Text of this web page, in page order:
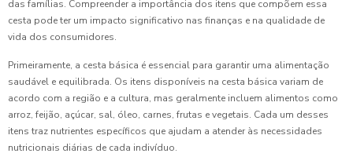
das famílias. Compreender a importância dos itens que compõem essa
cesta pode ter um impacto significativo nas finanças e na qualidade de
vida dos consumidores.
Primeiramente, a cesta básica é essencial para garantir uma alimentação
saudável e equilibrada. Os itens disponíveis na cesta básica variam de
acordo com a região e a cultura, mas geralmente incluem alimentos como
arroz, feijão, açúcar, sal, óleo, carnes, frutas e vegetais. Cada um desses
itens traz nutrientes específicos que ajudam a atender às necessidades
nutricionais diárias de cada indivíduo.